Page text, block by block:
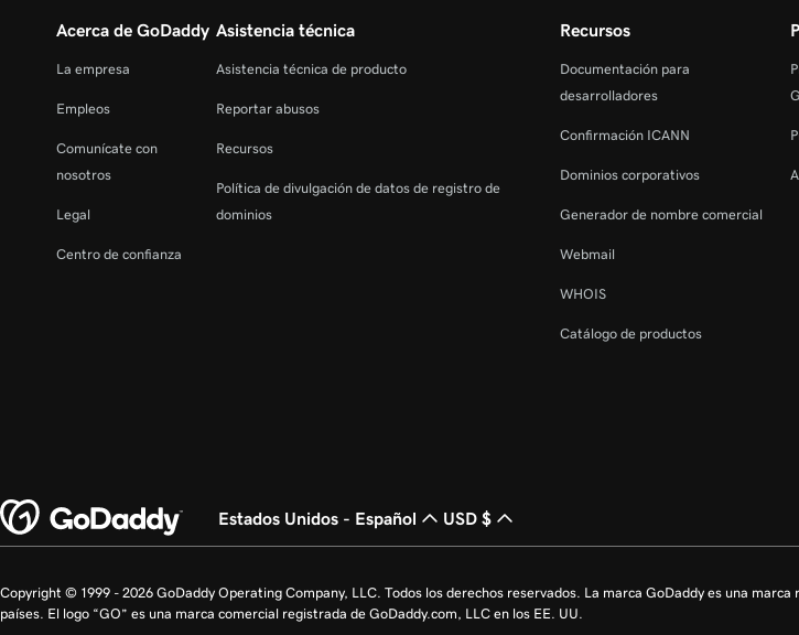
Acerca de GoDaddy
La empresa
Empleos
Comunícate con
nosotros
Legal
Centro de confianza
Asistencia técnica
Asistencia técnica de producto
Reportar abusos
Recursos
Política de divulgación de datos de registro de
dominios
Recursos
Documentación para
desarrolladores
Confirmación ICANN
Dominios corporativos
Generador de nombre comercial
Webmail
WHOIS
Catálogo de productos
Estados Unidos - Español USD $
Copyright © 1999 - 2026 GoDaddy Operating Company, LLC. Todos los derechos reservados. La marca GoDaddy es una
países. El logo “GO” es una marca comercial registrada de GoDaddy.com, LLC en los EE. UU.